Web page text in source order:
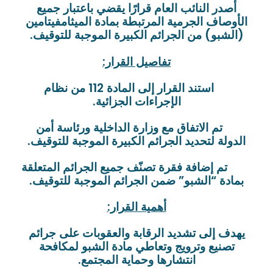
أصدر النائب العام قرارًا يقضي باعتبار جميع
الأوصاف الجرمية المرتبطة بمادة الميثامفيتامين
(الشبو) من الجرائم الكبيرة الموجبة للتوقيف.
تفاصيل القرار:
استند القرار إلى المادة 112 من نظام
الإجراءات الجزائية.
تم الاتفاق مع وزارة الداخلية ورئاسة أمن
الدولة لتحديد الجرائم الكبيرة الموجبة للتوقيف.
تم إضافة فقرة تصنّف جميع الجرائم المتعلقة
بمادة “الشبو” ضمن الجرائم الموجبة للتوقيف.
أهمية القرار:
يهدف إلى تشديد الرقابة والعقوبات على جرائم
تصنيع وترويج وتعاطي مادة الشبو لمكافحة
انتشارها وحماية المجتمع.